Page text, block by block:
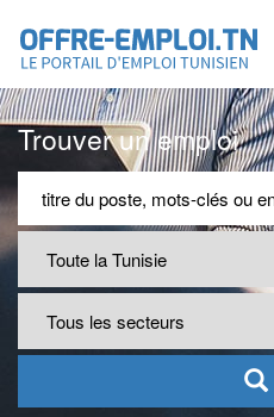
Trouver un emploi